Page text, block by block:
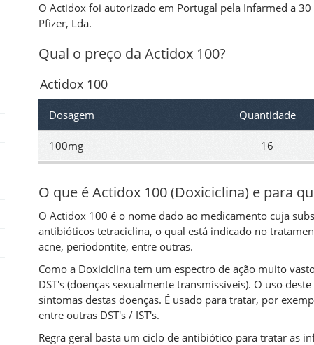
O Actidox foi autorizado em Portugal pela Infarmed a
Pfizer, Lda.
Qual o preço da Actidox 100?
Actidox 100
Dosagem Quantidade
100mg 16
O que é Actidox 100 (Doxiciclina) e para
O Actidox 100 é o nome dado ao medicamento cuja
antibióticos tetraciclina, o qual está indicado no
acne, periodontite, entre outras.
Como a Doxiciclina tem um espectro de ação muito
DST's (doenças sexualmente transmissíveis). O uso
sintomas destas doenças. É usado para tratar, por
entre outras DST's / IST's.
Regra geral basta um ciclo de antibiótico para tratar as